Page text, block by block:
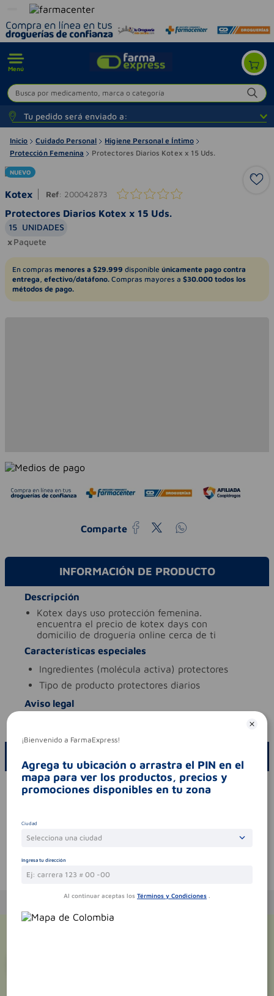
Menú
Busca por medicamento, marca o categoría
Tu pedido será enviado a:
Inicio Cuidado Personal
Higiene Personal e Íntimo
Protección Femenina
Protectores Diarios Kotex x 15 Uds.
NUEVO
Kotex Ref: 200042873
Protectores Diarios Kotex x 15 Uds.
15 UNIDADES
Paquete
En compras menores a $29.999 disponible únicamente pago contra
entrega, efectivo/datáfono. Compras mayores a $30.000 todos los
métodos de pago.
Comparte
INFORMACIÓN DE PRODUCTO
Descripción
kotex days uso protección femenina.
encuentra el precio de kotex days con
domicilio de droguería online cerca de ti
Características especiales
ingredientes (molécula activa) protectores
tipo de producto protectores diarios
Aviso legal
Por favor, inicie sesión para escribir un comentario
Te puede interesar
¡Bienvenido a FarmaExpress!
Agrega tu ubicación o arrastra el PIN en el
mapa para ver los productos, precios y
promociones disponibles en tu zona
Ciudad
Selecciona una ciudad
Ingresa tu dirección
Al continuar aceptas los Términos y Condiciones .